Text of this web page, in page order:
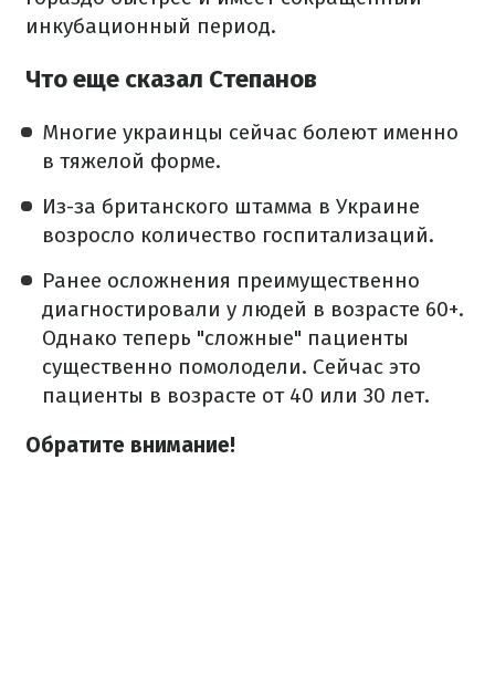
инкубационный период.
Что еще сказал Степанов
Многие украинцы сейчас болеют именно
в тяжелой форме.
Из-за британского штамма в Украине
возросло количество госпитализаций.
Ранее осложнения преимущественно
диагностировали у людей в возрасте 60+.
Однако теперь "сложные" пациенты
существенно помолодели. Сейчас это
пациенты в возрасте от 40 или 30 лет.
Обратите внимание!